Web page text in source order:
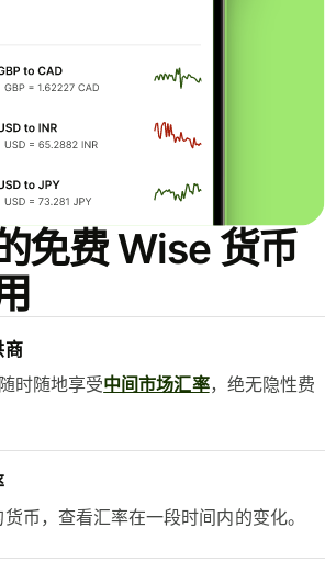
免费 Wise 货币
商
时随地享受中间市场汇率，绝无隐性费
币，查看汇率在一段时间内的变化。